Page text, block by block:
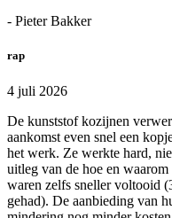
- Pieter Bakker
rap
4 juli 2026
De kunststof kozijnen
aankomst even snel een
het werk. Ze werkte hard,
uitleg van de hoe en
waren zelfs sneller voltooid
gehad). De aanbieding van